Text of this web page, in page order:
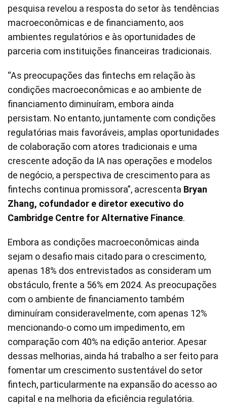
pesquisa revelou a resposta do setor às tendências
macroeconômicas e de financiamento, aos
ambientes regulatórios e às oportunidades de
parceria com instituições financeiras tradicionais.
“As preocupações das fintechs em relação às
condições macroeconômicas e ao ambiente de
financiamento diminuíram, embora ainda
persistam. No entanto, juntamente com condições
regulatórias mais favoráveis, amplas oportunidades
de colaboração com atores tradicionais e uma
crescente adoção da IA nas operações e modelos
de negócio, a perspectiva de crescimento para as
fintechs continua promissora”, acrescenta Bryan
Zhang, cofundador e diretor executivo do
Cambridge Centre for Alternative Finance.
Embora as condições macroeconômicas ainda
sejam o desafio mais citado para o crescimento,
apenas 18% dos entrevistados as consideram um
obstáculo, frente a 56% em 2024. As preocupações
com o ambiente de financiamento também
diminuíram consideravelmente, com apenas 12%
mencionando-o como um impedimento, em
comparação com 40% na edição anterior. Apesar
dessas melhorias, ainda há trabalho a ser feito para
fomentar um crescimento sustentável do setor
fintech, particularmente na expansão do acesso ao
capital e na melhoria da eficiência regulatória.